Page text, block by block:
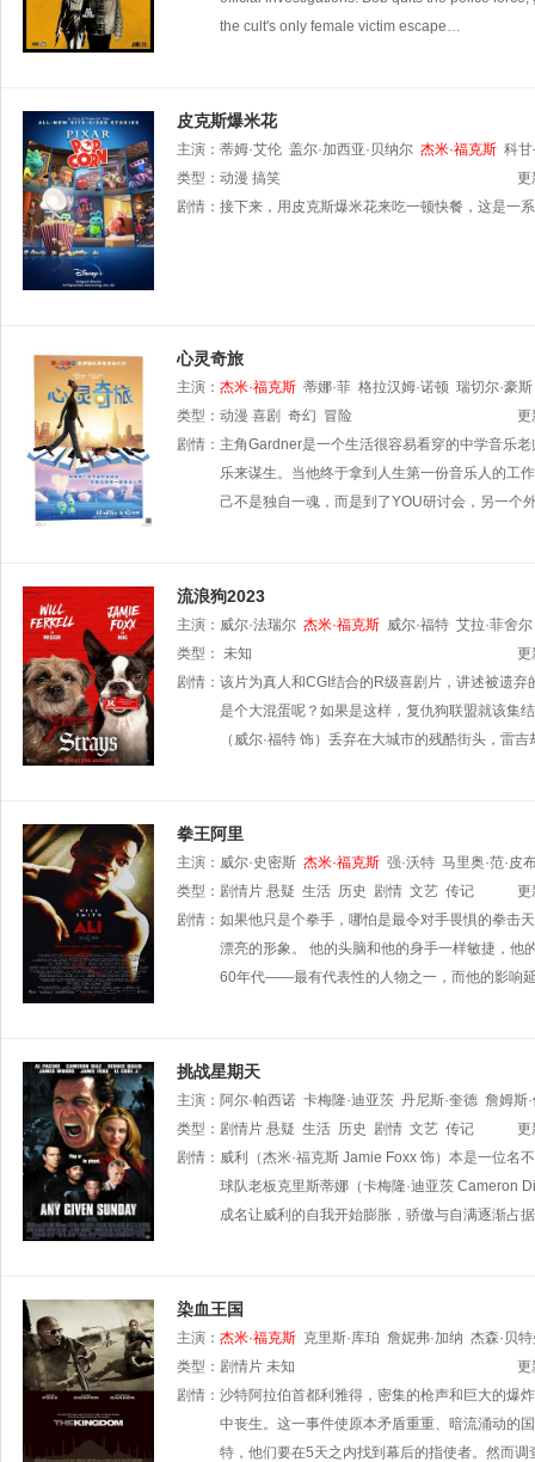
the cult's only female victim escape…
皮克斯爆米花
主演： 蒂姆·艾伦 盖尔·加西亚·贝纳尔 杰米·福克斯 科甘
雷格·T·尼尔森 琼·库萨克 伊
类型： 动漫 搞笑
更
剧情： 接下来，用皮克斯爆米花来吃一顿快餐，这是一
心灵奇旅
主演： 杰米·福克斯 蒂娜·菲 格拉汉姆·诺顿 瑞切尔·豪斯
卜·汤普森 安吉拉·贝塞特 马戈·霍尔
韦斯
罗纳尔多·德尔·卡门 埃利萨皮·艾萨克 杰森·佩斯 科拉·
类型： 动漫 喜剧 奇幻 冒险
更
剧情： 主角Gardner是一个生活很容易看穿的中学音乐
乐来谋生。当他终于拿到人生第一份音乐人的工
己不是独自一魂，而是到了YOU研讨会，另一
流浪狗2023
主演： 威尔·法瑞尔 杰米·福克斯 威尔·福特 艾拉·菲舍尔
艾琳 泰勒·安东尼厄斯
类型： 未知
更
剧情： 该片为真人和CGI结合的R级喜剧片，讲述被遗
是个大混蛋呢？如果是这样，复仇狗联盟就该集
（威尔·福特 饰）丢弃在大城市的残酷街头，雷
拳王阿里
主演： 威尔·史密斯 杰米·福克斯 强·沃特 马里奥·范·皮
类型： 剧情片 悬疑 生活 历史 剧情 文艺 传记
更
剧情： 如果他只是个拳手，哪怕是最令对手畏惧的拳击
漂亮的形象。 他的头脑和他的身手一样敏捷，
60年代——最有代表性的人物之一，而他的影响
挑战星期天
主演： 阿尔·帕西诺 卡梅隆·迪亚茨 丹尼斯·奎德 詹姆斯
类型： 剧情片 悬疑 生活 历史 剧情 文艺 传记
更
剧情： 威利（杰米·福克斯 Jamie Foxx 饰）本是一位名
球队老板克里斯蒂娜（卡梅隆·迪亚茨 Cameron
成名让威利的自我开始膨胀，骄傲与自满逐渐占
染血王国
主演： 杰米·福克斯 克里斯·库珀 詹妮弗·加纳 杰森·贝
舍 丹尼·赫斯顿 凯利·奥科
敏卡·凯利
Yasmine Hanani 特雷弗·圣约翰 艾什丽·斯科特 Hope
类型： 剧情片 未知
更
剧情： 沙特阿拉伯首都利雅得，密集的枪声和巨大的爆
中丧生。这一事件使原本矛盾重重、暗流涌动的
特，他们要在5天之内找到幕后的指使者。然而